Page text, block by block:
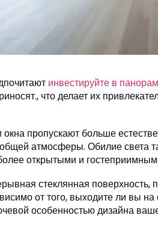
инвестируйте в
что делает их
окна пропускают больше
атмосферы. Обилие света
открытыми и
стеклянная поверхность,
от того, выходите ли вы на
особенностью дизайна